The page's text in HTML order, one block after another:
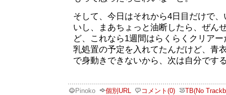
そして、今日はそれから4日目だけで
いし、まあちょっと油断したら、ぜん
ど、これなら1週間はらくらくクリア
乳処置の予定を入れてたんだけど、青
で身動きできないから、次は自分です
Pinoko 個別URL コメント(0) TB(No